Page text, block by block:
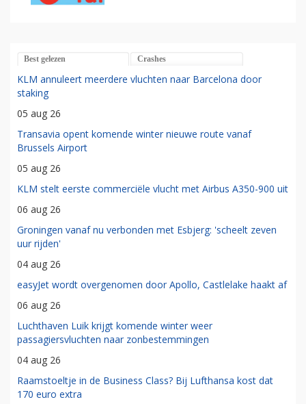
Best gelezen Crashes
KLM annuleert meerdere vluchten naar Barcelona door
staking
05 aug 26
Transavia opent komende winter nieuwe route vanaf
Brussels Airport
05 aug 26
KLM stelt eerste commerciële vlucht met Airbus A350-900 uit
06 aug 26
Groningen vanaf nu verbonden met Esbjerg: 'scheelt zeven
uur rijden'
04 aug 26
easyJet wordt overgenomen door Apollo, Castlelake haakt af
06 aug 26
Luchthaven Luik krijgt komende winter weer
passagiersvluchten naar zonbestemmingen
04 aug 26
Raamstoeltje in de Business Class? Bij Lufthansa kost dat
170 euro extra